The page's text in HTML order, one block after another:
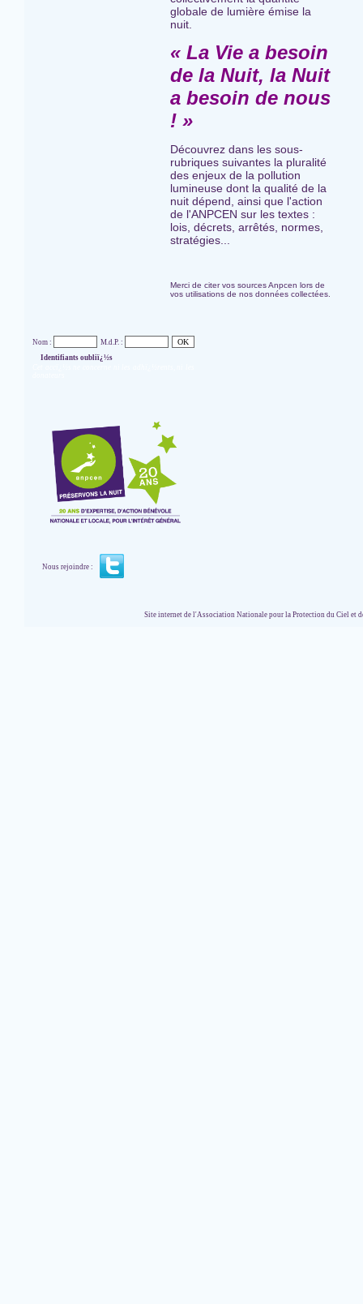
globale de lumière émise la
nuit.
« La Vie a besoin
de la Nuit, la Nuit
a besoin de nous
! »
Découvrez dans les sous-
rubriques suivantes la pluralité
des enjeux de la pollution
lumineuse dont la qualité de la
nuit dépend, ainsi que l'action
de l'ANPCEN sur les textes :
lois, décrets, arrêtés, normes,
stratégies...
Merci de citer vos sources Anpcen lors de
vos utilisations de nos données collectées.
Nom :
M.d.P. :
Identifiants oubliï¿½s
Nous rejoindre :
Site internet de l'Association Nationale pour la Protection du Ciel et de